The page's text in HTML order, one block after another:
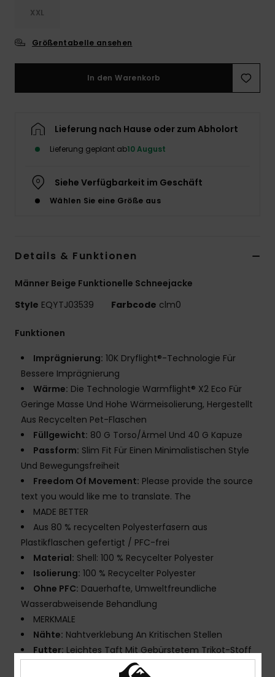
XXL
Größentabelle ansehen
In den Warenkorb
Lieferung nach Hause oder zum Abholort
Lieferung geplant ab10 August
Siehe Verfügbarkeit im Geschäft
Wählen Sie eine Größe aus
Details & Funktionen
Männer Beige Funktionelle Schneejacke
Style EQYTJ03539 Farbcode clm0
Funktionen
Imprägnierung: 10K Dryflight®-Technologie Für
Bessere Imprägnierung
Wärme: Die Technologie Warmflight® X2 Eco Für
Geringe Masse Und Hohe Wärmeisolierung, Hergestellt
Aus Recycelten Pet-Flaschen
Füllgewicht: 80 G Torso/Ärmel Und 40 G Kapuze
Passform: Slim Fit Für Einen Minimalistischen Style
Und Bewegungsfreiheit
Freedom Of Movement: Please provide the source
text you would like me to translate. The
MADE BETTER
Aus 80 % recycelten Polyesterfasern aus
Plastikflaschen gefertigt / PFC-frei
Material: Shell: 100 % Recycelter Polyester
Isolierung: 100 % Recycelter Polyester
Ohne PFC: Dauerhafte, Umweltfreundliche
Wasserabweisende Behandlung
MERKMALE
Nähte: Nahtverklebung An Kritischen Stellen
Futter:Leichtes Taft Mit Gebürstetem Trikot-Stoff
Für Wärme Und Atmungsaktivität